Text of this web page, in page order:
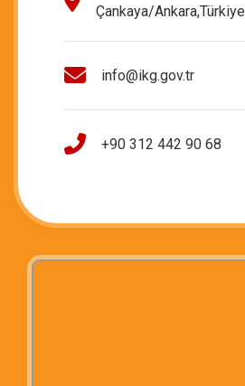
Çankaya/Ankara,Türkiye
info@ikg.gov.tr
+90 312 442 90 68